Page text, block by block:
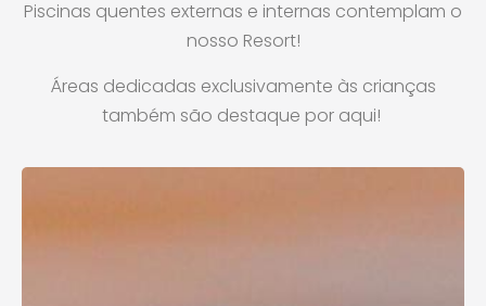
Piscinas quentes externas e internas contemplam o
nosso Resort!
Áreas dedicadas exclusivamente às crianças
também são destaque por aqui!